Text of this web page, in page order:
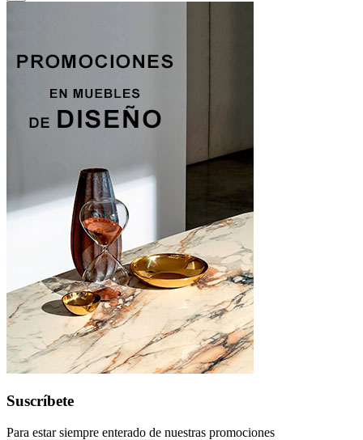
Suscríbete
Para estar siempre enterado de nuestras promociones